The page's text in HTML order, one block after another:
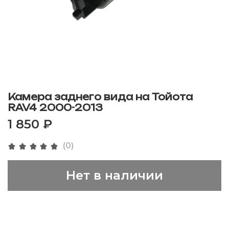
(0)
Камера заднего вида на Тойота
RAV4 2000-2013
1 850 ₽
Нет в наличии